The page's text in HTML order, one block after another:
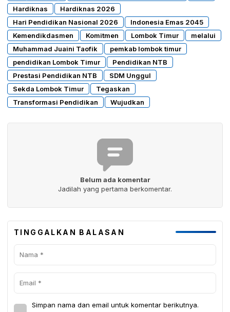
Hardiknas
Hardiknas 2026
Hari Pendidikan Nasional 2026
Indonesia Emas 2045
Kemendikdasmen
Komitmen Lombok Timur
melalui
Muhammad Juaini Taofik
pemkab lombok timur
pendidikan Lombok Timur
Pendidikan NTB
Prestasi Pendidikan NTB
SDM Unggul
Sekda Lombok Timur
Tegaskan
Transformasi Pendidikan
Wujudkan
Belum ada komentar
Jadilah yang pertama berkomentar.
TINGGALKAN BALASAN
Simpan nama dan email untuk komentar berikutnya.